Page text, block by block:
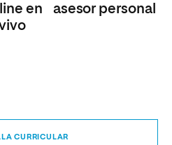
en
asesor personal
CURRICULAR